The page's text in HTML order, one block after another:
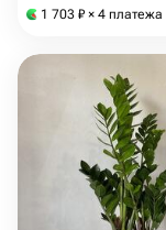
1 703 ₽ × 4 платежа